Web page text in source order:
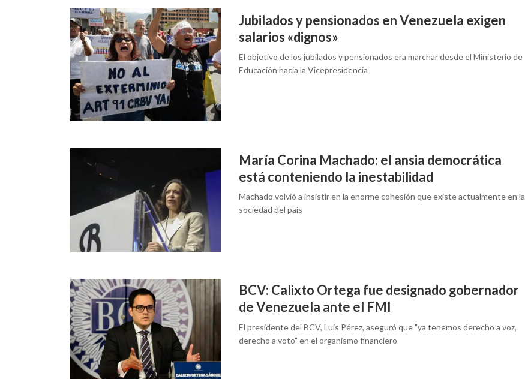
Jubilados y pensionados en Venezuela exigen
salarios «dignos»
El objetivo de los jubilados y pensionados era marchar desde el Ministerio de
Educación hacia la Vicepresidencia
María Corina Machado: el ansia democrática
está conteniendo la inestabilidad
Machado volvió a insistir en la enorme cohesión que existe actualmente en la
sociedad del país
BCV: Calixto Ortega fue designado gobernador
de Venezuela ante el FMI
El presidente del BCV, Luis Pérez, aseguró que "ya tenemos derecho a voz,
derecho a voto" en el organismo financiero